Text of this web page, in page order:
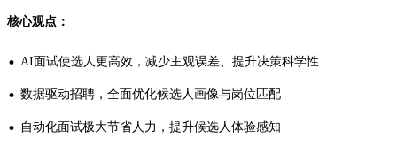
核心观点：
· AI面试使选人更高效，减少主观误差、提升决策科学性
· 数据驱动招聘，全面优化候选人画像与岗位匹配
· 自动化面试极大节省人力，提升候选人体验感知